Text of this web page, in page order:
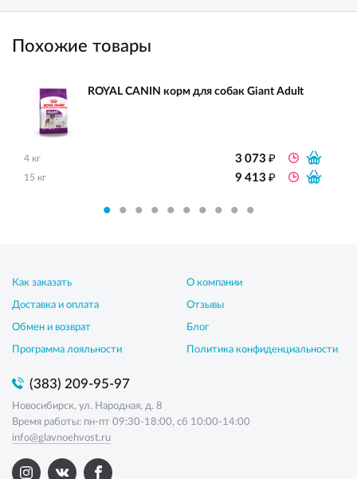
Похожие товары
ROYAL CANIN корм для собак Giant Adult
4 кг 3 073₽
15 кг 9 413₽
Как заказать
Доставка и оплата
Обмен и возврат
Программа лояльности
О компании
Отзывы
Блог
Политика конфиденциальности
(383) 209-95-97
Новосибирск, ул. Народная, д. 8
Время работы: пн-пт 09:30-18:00, сб 10:00-14:00
info@glavnoehvost.ru